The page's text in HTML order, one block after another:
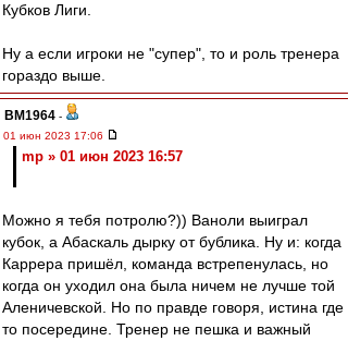
Кубков Лиги.
Ну а если игроки не "супер", то и роль тренера
гораздо выше.
BM1964 -
01 июн 2023 17:06
mp » 01 июн 2023 16:57
Можно я тебя потролю?)) Ваноли выиграл
кубок, а Абаскаль дырку от бублика. Ну и: когда
Каррера пришёл, команда встрепенулась, но
когда он уходил она была ничем не лучше той
Аленичевской. Но по правде говоря, истина где
то посередине. Тренер не пешка и важный